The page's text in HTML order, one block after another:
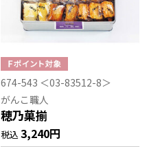
674-543 ＜03-83512-8＞
がんこ職人
穂乃菓揃
税込 3,240円